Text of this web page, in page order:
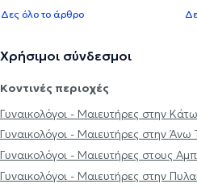
Δες όλο το άρθρο
Χρήσιμοι σύνδεσμοι
Κοντινές περιοχές
Γυναικολόγοι - Μαιευτήρες στην
Γυναικολόγοι - Μαιευτήρες στην Άνω
Γυναικολόγοι - Μαιευτήρες στους
Γυναικολόγοι - Μαιευτήρες στην